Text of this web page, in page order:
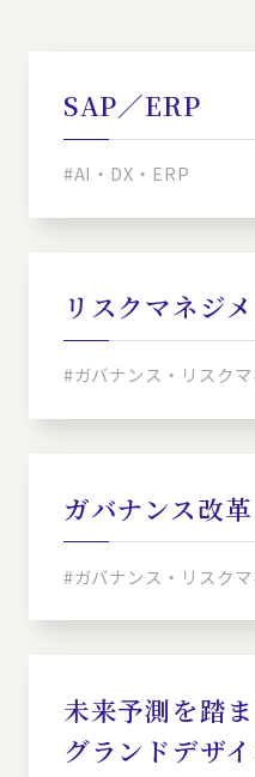
SAP／ERP
#AI・DX・ERP
リスクマネジ
#ガバナンス・リスク
ガバナンス改革
#ガバナンス・リスク
未来予測を踏
グランドデザ